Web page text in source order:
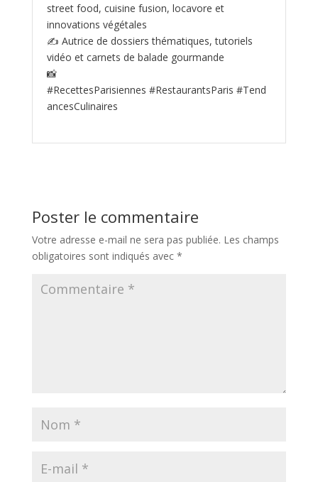
street food, cuisine fusion, locavore et
innovations végétales
✍️ Autrice de dossiers thématiques, tutoriels
vidéo et carnets de balade gourmande
📸
#RecettesParisiennes #RestaurantsParis #Tend
ancesCulinaires
Poster le commentaire
Votre adresse e-mail ne sera pas publiée. Les champs
obligatoires sont indiqués avec *